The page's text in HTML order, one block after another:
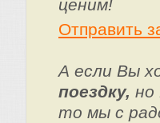
ценим!
Отправить
А если Вы
поездку, но
то мы с